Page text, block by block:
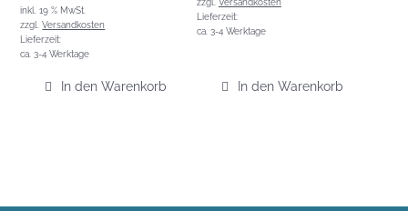
inkl. 19 % MwSt.
zzgl.Versandkosten
Lieferzeit:
ca. 3-4 Werktage
In den Warenkorb
zzgl. Versandkosten
Lieferzeit:
ca. 3-4 Werktage
In den Warenkorb